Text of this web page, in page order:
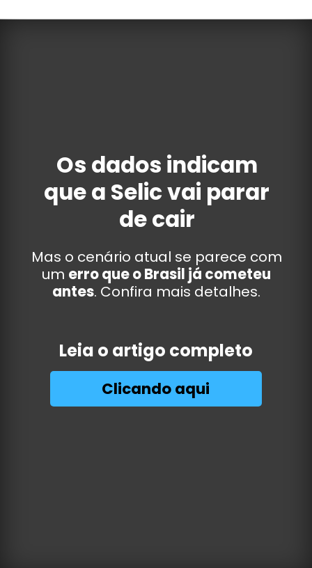
Clicando aqui
Leia o artigo completo
Mas o cenário atual se parece com
um erro que o Brasil já cometeu
antes. Confira mais detalhes.
Os dados indicam
que a Selic vai parar
de cair